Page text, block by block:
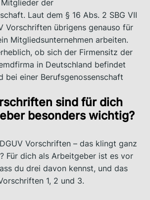
der
Laut dem § 16 Abs. 2 SBG VII
Vorschriften übrigens genauso für
Mitgliedsunternehmen arbeiten.
ob sich der Firmensitz der
in Deutschland befindet
bei einer Berufsgenossenschaft
sind für dich
besonders wichtig?
Vorschriften – das klingt ganz
Für dich als Arbeitgeber ist es vor
du drei davon kennst, und das
1, 2 und 3.